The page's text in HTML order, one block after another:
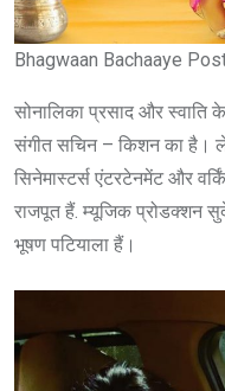
Bhagwaan Bachaaye
सोनालिका प्रसाद और स्वाति
संगीत सचिन – किशन का है।
सिनेमास्टर्स एंटरटेनमेंट और
राजपूत हैं. म्यूजिक प्रोडक्शन
भूषण पटियाला हैं।